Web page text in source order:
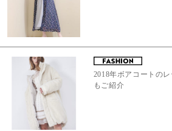
2018年ボアコートの
もご紹介